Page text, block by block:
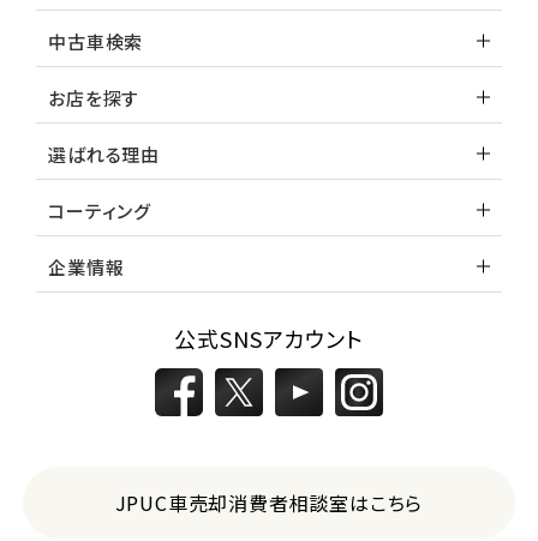
中古車検索
お店を探す
選ばれる理由
コーティング
企業情報
公式SNSアカウント
JPUC車売却消費者相談室はこちら